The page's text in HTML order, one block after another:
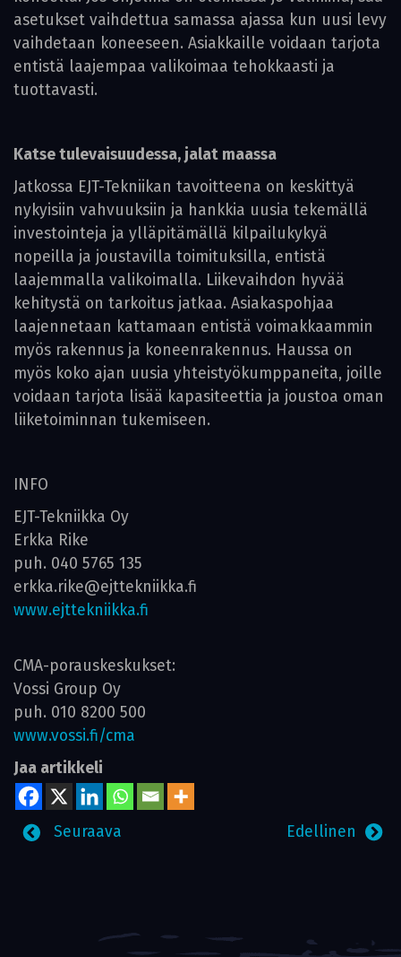
asetukset vaihdettua samassa ajassa kun uusi levy
vaihdetaan koneeseen. Asiakkaille voidaan tarjota
entistä laajempaa valikoimaa tehokkaasti ja
tuottavasti.
Katse tulevaisuudessa, jalat maassa
Jatkossa EJT-Tekniikan tavoitteena on keskittyä
nykyisiin vahvuuksiin ja hankkia uusia tekemällä
investointeja ja ylläpitämällä kilpailukykyä
nopeilla ja joustavilla toimituksilla, entistä
laajemmalla valikoimalla. Liikevaihdon hyvää
kehitystä on tarkoitus jatkaa. Asiakaspohjaa
laajennetaan kattamaan entistä voimakkaammin
myös rakennus ja koneenrakennus. Haussa on
myös koko ajan uusia yhteistyökumppaneita, joille
voidaan tarjota lisää kapasiteettia ja joustoa oman
liiketoiminnan tukemiseen.
INFO
EJT-Tekniikka Oy
Erkka Rike
puh. 040 5765 135
erkka.rike@ejttekniikka.fi
www.ejttekniikka.fi
CMA-porauskeskukset:
Vossi Group Oy
puh. 010 8200 500
www.vossi.fi/cma
Jaa artikkeli
Edellinen
Seuraava